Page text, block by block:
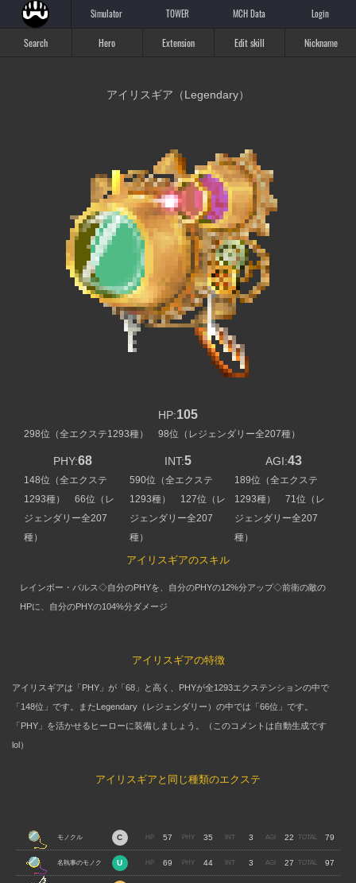
Simulator TOWER MCH Data Login
Search Hero Extension Edit skill Nickname
アイリスギア（Legendary）
HP:105
298位（全エクステ1293種） 98位（レジェンダリー全207種）
PHY:68
148位（全エクステ
1293種） 66位（レ
ジェンダリー全207
種）
INT:5
590位（全エクステ
1293種） 127位（レ
ジェンダリー全207
種）
AGI:43
189位（全エクステ
1293種） 71位（レ
ジェンダリー全207
種）
アイリスギアのスキル
レインボー・バルス◇自分のPHYを、自分のPHYの12%分アップ◇前衛の敵の
HPに、自分のPHYの104%分ダメージ
アイリスギアの特徴
アイリスギアは「PHY」が「68」と高く、PHYが全1293エクステンションの中で
「148位」です。またLegendary（レジェンダリー）の中では「66位」です。
「PHY」を活かせるヒーローに装備しましょう。（このコメントは自動生成です
lol）
アイリスギアと同じ種類のエクステ
モノクル 57 35 3 22 79
名執事のモノク 69 44 3 27 97